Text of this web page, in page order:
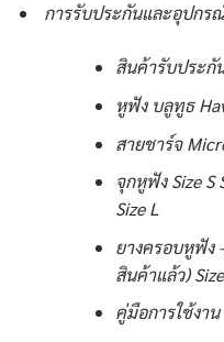
การรับประกันและอุปกร
สินค้ารับประกั
หูฟัง บลูทูธ
สายชาร์จ
จุกหูฟัง Size S
Size L
ยางครอบหูฟัง
สินค้าแล้ว)
คู่มือการใช้งาน